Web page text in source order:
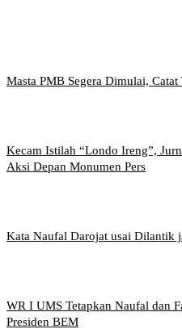
Masta PMB Segera Dimulai, Catat
Kecam Istilah “Londo Ireng”,
Aksi Depan Monumen Pers
Kata Naufal Darojat usai Dilantik
WR I UMS Tetapkan Naufal dan
Presiden BEM